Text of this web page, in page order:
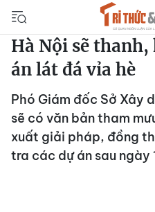
Hà Nội sẽ
án lát đá vỉa hè
Phó Giám đốc Sở Xây
sẽ có văn bản tham
xuất giải pháp, đồng
tra các dự án sau ngày